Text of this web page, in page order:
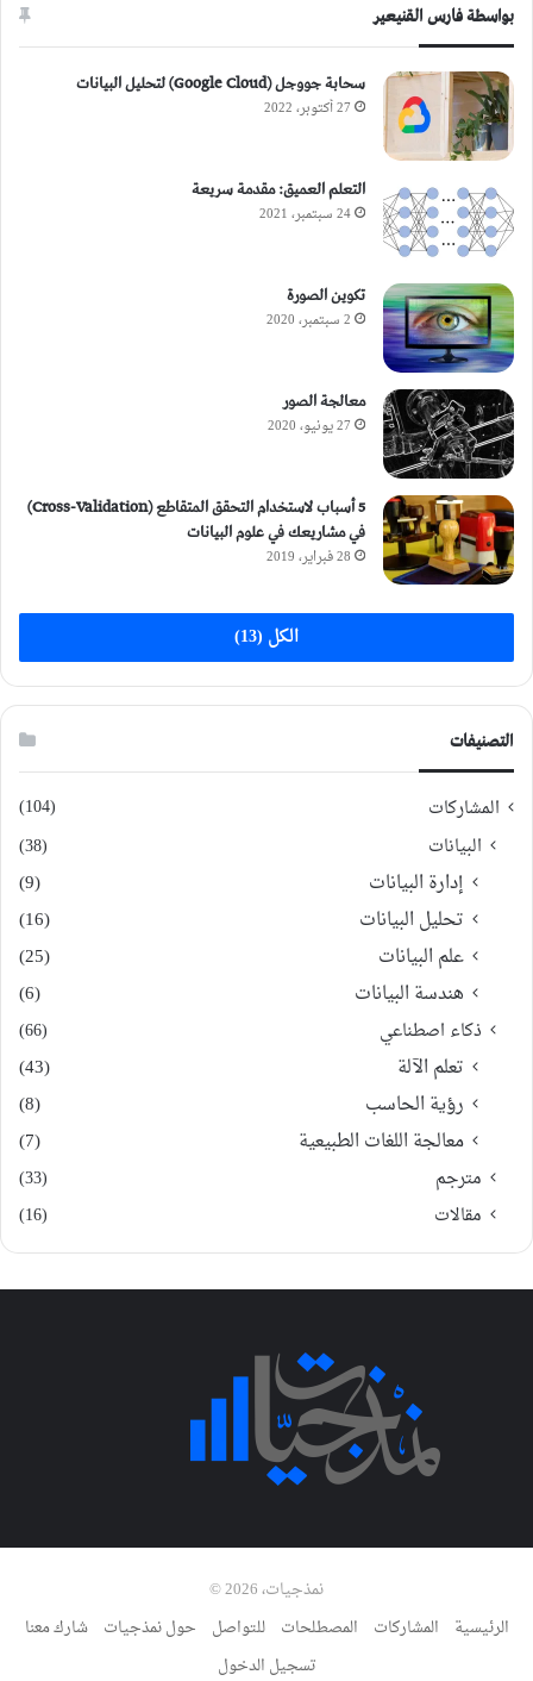
بواسطة فارس القنيعير
سحابة جووجل (Google Cloud) لتحليل البيانات
27 أكتوبر، 2022
التعلم العميق: مقدمة سريعة
24 سبتمبر، 2021
تكوين الصورة
2 سبتمبر، 2020
معالجة الصور
27 يونيو، 2020
5 أسباب لاستخدام التحقق المتقاطع (Cross-Validation)
في مشاريعك في علوم البيانات
28 فبراير، 2019
الكل (13)
التصنيفات
المشاركات (104)
البيانات (38)
إدارة البيانات
(9)
تحليل البيانات
(16)
علم البيانات
(25)
هندسة البيانات
(6)
ذكاء اصطناعي (66)
تعلم الآلة
(43)
رؤية الحاسب
(8)
معالجة اللغات الطبيعية
(7)
مترجم
(33)
مقالات
(16)
نمذجيات، 2026 ©
الرئيسية المشاركات المصطلحات للتواصل حول نمذجيات شارك معنا
تسجيل الدخول